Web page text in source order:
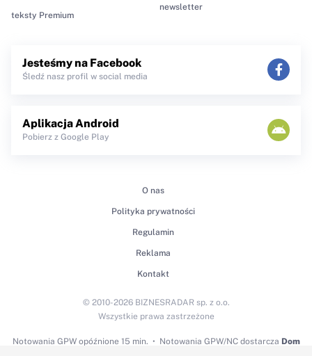
teksty Premium
newsletter
Jesteśmy na Facebook
Śledź nasz profil w social media
Aplikacja Android
Pobierz z Google Play
O nas
Polityka prywatności
Regulamin
Reklama
Kontakt
Notowania GPWopóźnione 15 min. Notowania GPW/NC dostarcza Dom
© 2010-2026 BIZNESRADAR sp. z o.o.
Wszystkie prawa zastrzeżone